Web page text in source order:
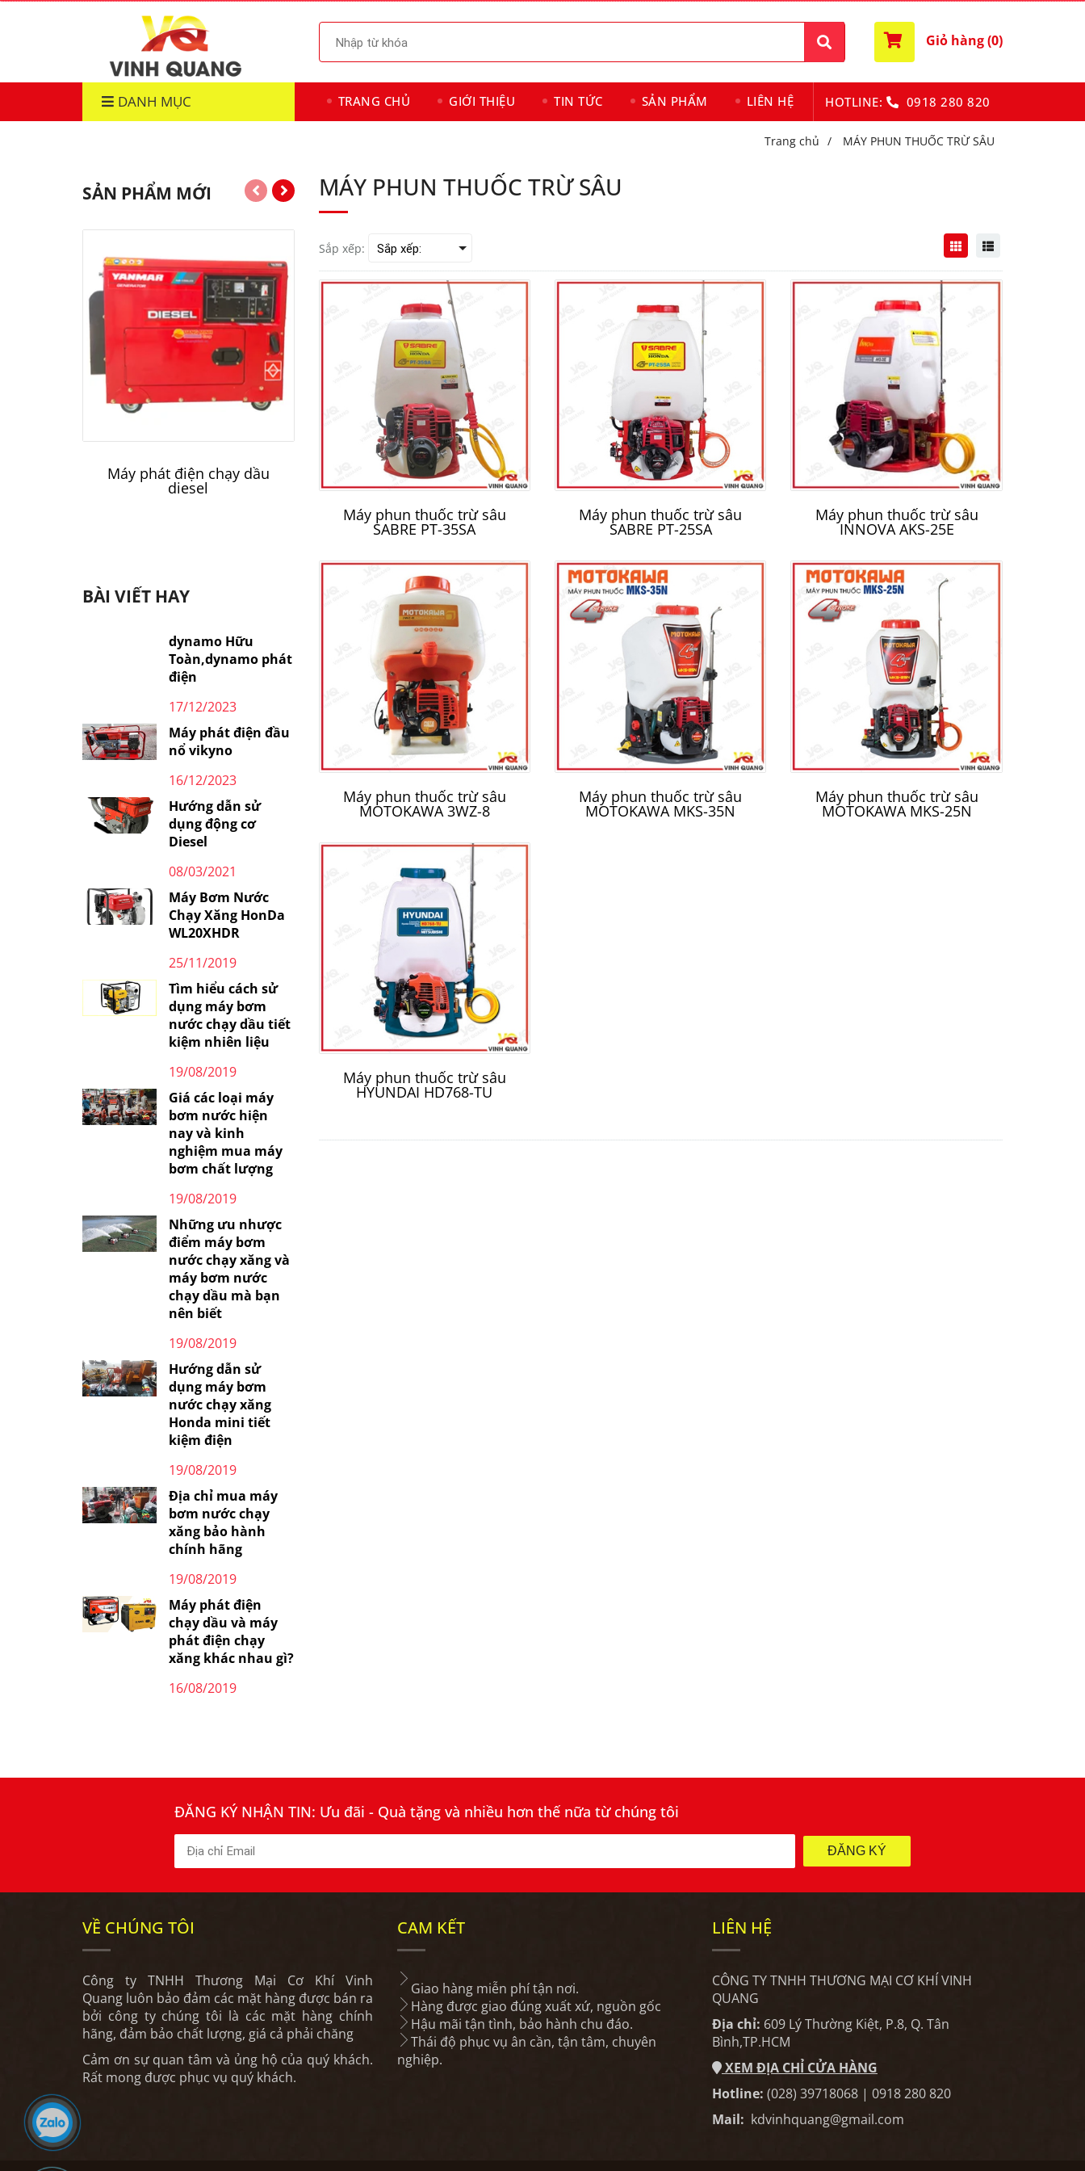
Giỏ hàng (0)
DANH MỤC TRANG CHỦ GIỚI THIỆU TIN TỨC SẢN PHẨM LIÊN HỆ HOTLINE: 0918 280 820
Trang chủ / MÁY PHUN THUỐC TRỪ SÂU
MÁY PHUN THUỐC TRỪ SÂU
Sắp xếp:
Máy phun thuốc trừ sâu
SABRE PT-35SA
Máy phun thuốc trừ sâu
SABRE PT-25SA
Máy phun thuốc trừ sâu
INNOVA AKS-25E
Máy phun thuốc trừ sâu
MOTOKAWA 3WZ-8
Máy phun thuốc trừ sâu
MOTOKAWA MKS-35N
Máy phun thuốc trừ sâu
MOTOKAWA MKS-25N
Máy phun thuốc trừ sâu
HYUNDAI HD768-TU
SẢN PHẨM MỚI
Máy phát điện chạy dầu
diesel
Máy bơm nước chạy dầu Dây phun áp lực Máy bơm nước Honda
WB30XT
BÀI VIẾT HAY
dynamo Hữu
Toàn,dynamo phát
điện
17/12/2023
Máy phát điện đầu
nổ vikyno
16/12/2023
Hướng dẫn sử
dụng động cơ
Diesel
08/03/2021
Máy Bơm Nước
Chạy Xăng HonDa
WL20XHDR
25/11/2019
Tìm hiểu cách sử
dụng máy bơm
nước chạy dầu tiết
kiệm nhiên liệu
19/08/2019
Giá các loại máy
bơm nước hiện
nay và kinh
nghiệm mua máy
bơm chất lượng
19/08/2019
Những ưu nhược
điểm máy bơm
nước chạy xăng và
máy bơm nước
chạy dầu mà bạn
nên biết
19/08/2019
Hướng dẫn sử
dụng máy bơm
nước chạy xăng
Honda mini tiết
kiệm điện
19/08/2019
Địa chỉ mua máy
bơm nước chạy
xăng bảo hành
chính hãng
19/08/2019
Máy phát điện
chạy dầu và máy
phát điện chạy
xăng khác nhau gì?
16/08/2019
ĐĂNG KÝ NHẬN TIN: Ưu đãi - Quà tặng và nhiều hơn thế nữa từ chúng tôi
ĐĂNG KÝ
VỀ CHÚNG TÔI
Công ty TNHH Thương Mại Cơ Khí Vinh
Quang luôn bảo đảm các mặt hàng được bán ra
bởi công ty chúng tôi là các mặt hàng chính
hãng, đảm bảo chất lượng, giá cả phải chăng
Cảm ơn sự quan tâm và ủng hộ của quý khách.
Rất mong được phục vụ quý khách.
CAM KẾT
Giao hàng miễn phí tận nơi.
Hàng được giao đúng xuất xứ, nguồn gốc
Hậu mãi tận tình, bảo hành chu đáo.
Thái độ phục vụ ân cần, tận tâm, chuyên
nghiệp.
LIÊN HỆ
CÔNG TY TNHH THƯƠNG MẠI CƠ KHÍ VINH
QUANG
Địa chỉ: 609 Lý Thường Kiệt, P.8, Q. Tân
Bình,TP.HCM
XEM ĐỊA CHỈ CỬA HÀNG
Hotline: (028) 39718068 | 0918 280 820
Mail: kdvinhquang@gmail.com